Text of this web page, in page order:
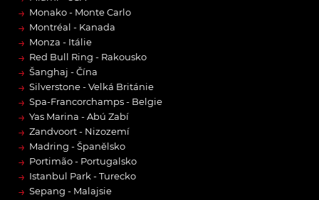
→ Monako - Monte Carlo
→ Montréal - Kanada
→ Monza - Itálie
→ Red Bull Ring - Rakousko
→ Šanghaj - Čína
→ Silverstone - Velká Británie
→ Spa-Francorchamps - Belgie
→ Yas Marina - Abú Zabí
→ Zandvoort - Nizozemí
→ Madring - Španělsko
→ Portimão - Portugalsko
→ Istanbul Park - Turecko
→ Sepang - Malajsie